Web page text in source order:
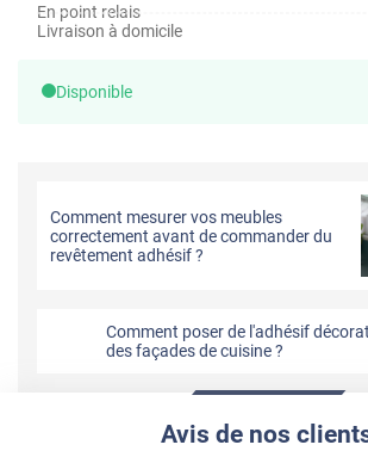
En point relais
Livraison à domicile
Disponible
Comment mesurer vos meubles
correctement avant de commander du
revêtement adhésif ?
Comment poser de l'adhésif
des façades de cuisine ?
Avis de nos